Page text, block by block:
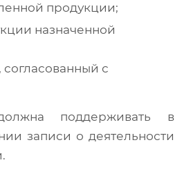
продукции;
назначенной
с
поддерживать в
записи о деятельности